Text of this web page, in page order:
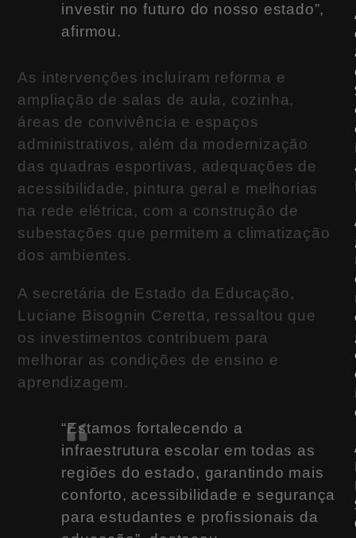
investir no futuro do nosso estado”,
afirmou.
As intervenções incluíram reforma e
ampliação de salas de aula, cozinha,
áreas de convivência e espaços
administrativos, além da modernização
das quadras esportivas, adequações de
acessibilidade, pintura geral e melhorias
na rede elétrica, com a construção de
subestações que permitem a climatização
dos ambientes.
A secretária de Estado da Educação,
Luciane Bisognin Ceretta, ressaltou que
os investimentos contribuem para
melhorar as condições de ensino e
aprendizagem.
“Estamos fortalecendo a
infraestrutura escolar em todas as
regiões do estado, garantindo mais
conforto, acessibilidade e segurança
para estudantes e profissionais da